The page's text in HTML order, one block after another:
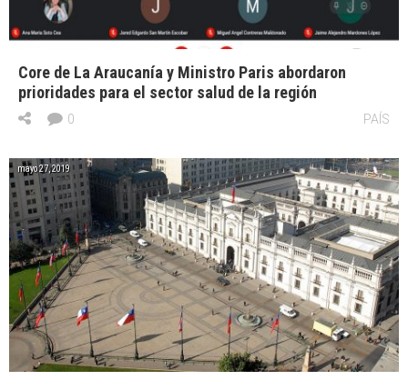
Core de La Araucanía y Ministro Paris abordaron
prioridades para el sector salud de la región
PAÍS
0
mayo 27, 2019